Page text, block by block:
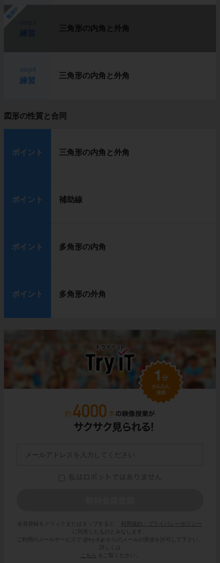
勉強中
三角形の内角と外角
練習
三角形の内角と外角
図形の性質と合同
ポイント 三角形の内角と外角
ポイント 補助線
ポイント 多角形の内角
ポイント 多角形の外角
会員登録をクリックまたはタップすると、
利用規約・プライバシーポリシー
に同意したものとみなします。
ご利用のメールサービスで @try-it.jp からのメールの受信を許可して下さい。
詳しくは
こちら
をご覧ください。